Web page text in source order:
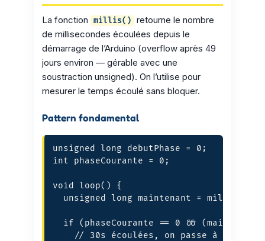
La fonction millis()
retourne le nombre
de millisecondes écoulées depuis le
démarrage de l’Arduino (overflow après 49
jours environ — gérable avec une
soustraction unsigned). On l’utilise pour
mesurer le temps écoulé sans bloquer.
Pattern fondamental
unsigned long debutPhase = 0;
int phaseCourante = 0;
void loop() {
  unsigned long maintenant = millis();
if (phaseCourante == 0 &&
// 30s écoulées, on passe à la